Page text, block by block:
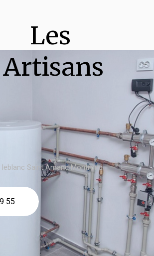
Les
Artisans
Saint Amand Montrond
55